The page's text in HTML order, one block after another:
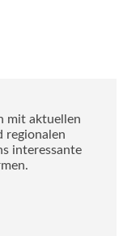
mit aktuellen
regionalen
interessante